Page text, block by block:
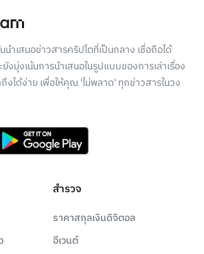
นำเสนอข่าวสารคริปโตที่เป็นกลาง เชื่อถือได้
งมุ่งเน้นการนำเสนอในรูปแบบของการเล่าเรื่อง
งได้ง่าย เพื่อให้คุณ 'ไม่พลาด' ทุกข่าวสารในวง
สำรวจ
ราคาสกุลเงินดิจิตอล
อีเวนต์